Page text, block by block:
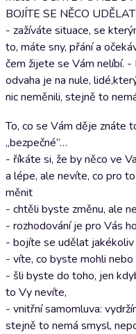
BOJÍTE SE NĚCO
- zažíváte situace, se
to, máte sny, přání a
čem žijete se Vám nelíbí.
odvaha je na nule,
nic neměnili, stejně to
To, co se Vám děje znáte
„bezpečné“…
- říkáte si, že by něco ve
a lépe, ale nevíte, co pro
měnit
- chtěli byste změnu, ale
- rozhodování je pro Vás
- bojíte se udělat jakékoliv
- víte, co byste mohli
- šli byste do toho, jen
to Vy nevíte,
- vnitřní samomluva:
stejně to nemá smysl,